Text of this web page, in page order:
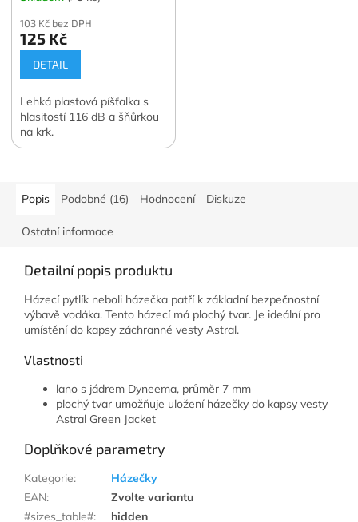
103 Kč bez DPH
125 Kč
DETAIL
Lehká plastová píšťalka s
hlasitostí 116 dB a šňůrkou
na krk.
Popis Podobné (16) Hodnocení Diskuze
Ostatní informace
Detailní popis produktu
Házecí pytlík neboli házečka patří k základní bezpečnostní
výbavě vodáka. Tento házecí má plochý tvar. Je ideální pro
umístění do kapsy záchranné vesty Astral.
Vlastnosti
lano s jádrem Dyneema, průměr 7 mm
plochý tvar umožňuje uložení házečky do kapsy vesty
Astral Green Jacket
Doplňkové parametry
Kategorie:
Házečky
EAN:
Zvolte variantu
#sizes_table#: hidden